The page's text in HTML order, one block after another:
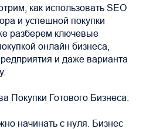
как использовать SEO
и успешной покупки
разберем ключевые
онлайн бизнеса,
и даже варианта
Покупки Готового Бизнеса:
начинать с нуля. Бизнес